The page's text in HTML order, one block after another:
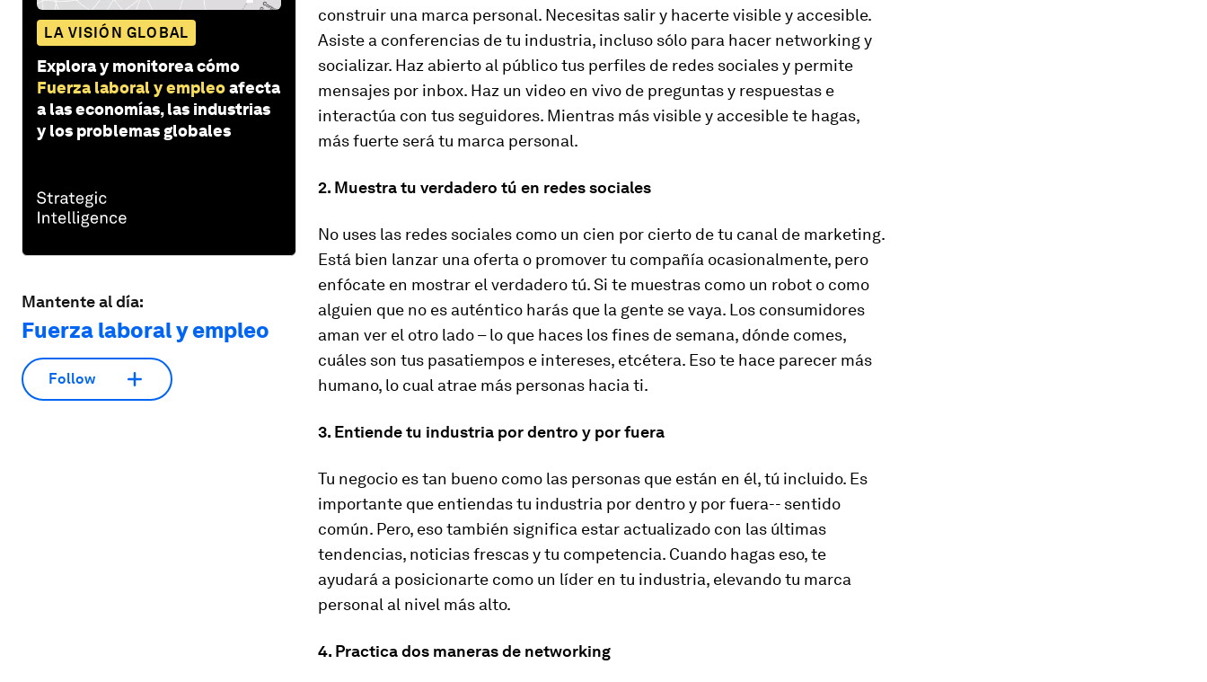
LA VISIÓN GLOBAL
Explora y monitorea cómo
Fuerza laboral y empleoafecta
a las economías, las industrias
y los problemas globales
Mantente al día:
Fuerza laboral y empleo
Follow
construir una marca personal. Necesitas salir y hacerte visible y accesible.
Asiste a conferencias de tu industria, incluso sólo para hacer networking y
socializar. Haz abierto al público tus perfiles de redes sociales y permite
mensajes por inbox. Haz un video en vivo de preguntas y respuestas e
interactúa con tus seguidores. Mientras más visible y accesible te hagas,
más fuerte será tu marca personal.
2. Muestra tu verdadero tú en redes sociales
No uses las redes sociales como un cien por cierto de tu canal de marketing.
Está bien lanzar una oferta o promover tu compañía ocasionalmente, pero
enfócate en mostrar el verdadero tú. Si te muestras como un robot o como
alguien que no es auténtico harás que la gente se vaya. Los consumidores
aman ver el otro lado – lo que haces los fines de semana, dónde comes,
cuáles son tus pasatiempos e intereses, etcétera. Eso te hace parecer más
humano, lo cual atrae más personas hacia ti.
3. Entiende tu industria por dentro y por fuera
Tu negocio es tan bueno como las personas que están en él, tú incluido. Es
importante que entiendas tu industria por dentro y por fuera-- sentido
común. Pero, eso también significa estar actualizado con las últimas
tendencias, noticias frescas y tu competencia. Cuando hagas eso, te
ayudará a posicionarte como un líder en tu industria, elevando tu marca
personal al nivel más alto.
4. Practica dos maneras de networking